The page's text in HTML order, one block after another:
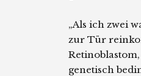
„Als ich zwei
zur Tür
genetisch